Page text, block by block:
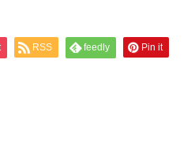
RSS feedly Pin it